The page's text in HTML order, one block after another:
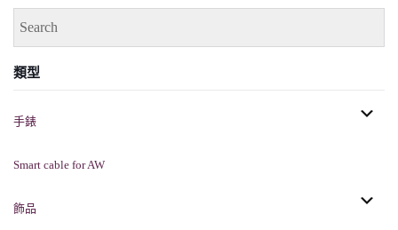
類型
手錶
Smart cable for AW
飾品